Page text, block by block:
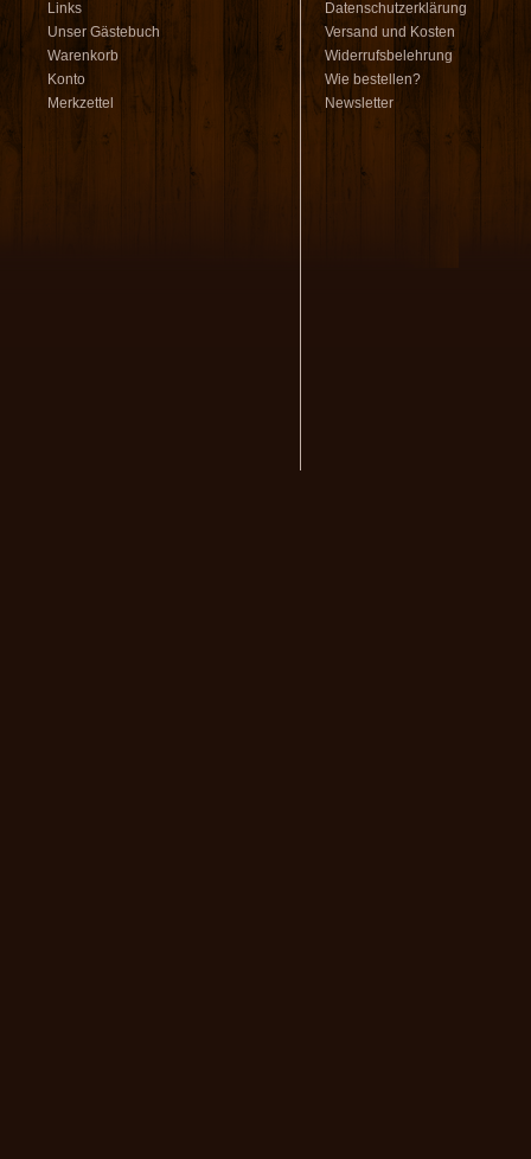
Links
Unser Gästebuch
Warenkorb
Konto
Merkzettel
Datenschutzerklärung
Versand und Kosten
Widerrufsbelehrung
Wie bestellen?
Newsletter